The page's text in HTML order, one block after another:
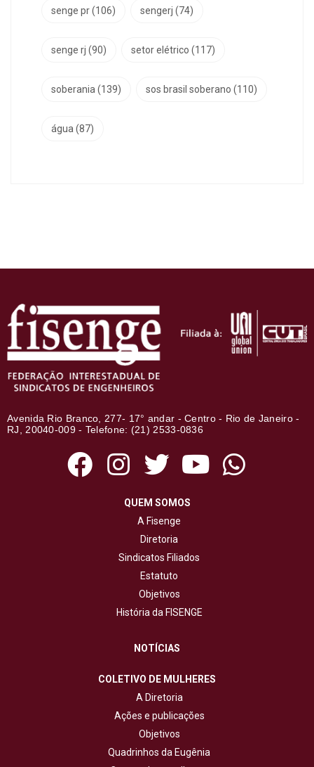
senge pr(106) sengerj (74)
senge rj (90) setor elétrico (117)
soberania (139) sos brasil soberano (110)
água (87)
Avenida Rio Branco, 277- 17° andar - Centro - Rio de Janeiro -
RJ, 20040-009 - Telefone: (21) 2533-0836
QUEM SOMOS
A Fisenge
Diretoria
Sindicatos Filiados
Estatuto
Objetivos
História da FISENGE
NOTÍCIAS
COLETIVO DE MULHERES
A Diretoria
Ações e publicações
Objetivos
Quadrinhos da Eugênia